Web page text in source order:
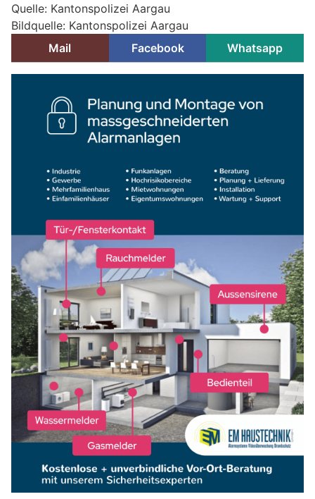
Quelle: Kantonspolizei Aargau
Bildquelle: Kantonspolizei Aargau
Mail
Facebook Whatsapp